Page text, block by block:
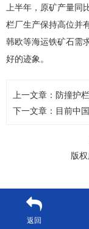
上半年，原矿产量同
栏厂生产保持高位并
韩欧等海运铁矿石需
好的迹象。
上一文章： 防撞护
下一文章： 目前中
版
返回